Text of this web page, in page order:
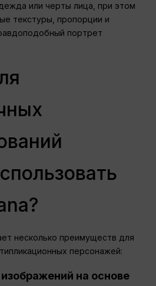
или черты лица, при этом
текстуры, пропорции и
портрет
несколько преимуществ для
персонажей:
на основе